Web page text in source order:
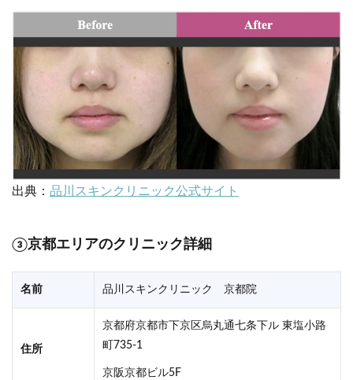
出典： 品川スキンクリニック公式サイト
③京都エリアのクリニック詳細
名前 品川スキンクリニック 京都院
住所
京都府京都市下京区烏丸通七条下ル 東塩小路
町735-1
京阪京都ビル5F